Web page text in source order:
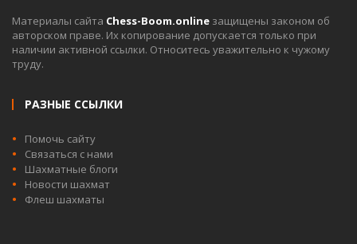
Материалы сайта Chess-Boom.online защищены законом об
авторском праве. Их копирование допускается только при
наличии активной ссылки. Относитесь уважительно к чужому
труду.
РАЗНЫЕ ССЫЛКИ
Помочь сайту
Связаться с нами
Шахматные блоги
Новости шахмат
Флеш шахматы